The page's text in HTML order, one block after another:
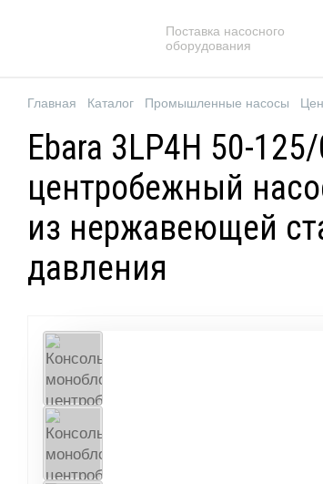
Поставка насосного
оборудования
Главная Каталог Промышленные насосы
Ebara 3LP4H 50-
центробежный
из нержавеющей
давления